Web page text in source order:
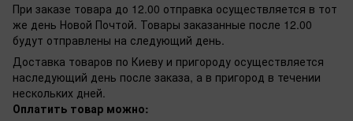
При заказе товара до 12.00 отправка осуществляется в тот
же день Новой Почтой. Товары заказанные после 12.00
будут отправлены на следующий день.
Доставка товаров по Киеву и пригороду осуществляется
наследующий день после заказа, а в пригород в течении
нескольких дней.
Оплатить товар можно: